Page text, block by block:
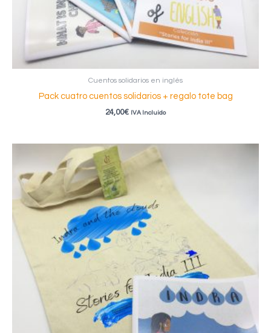
Cuentos solidarios en inglés
Pack cuatro cuentos solidarios + regalo tote bag
24,00€ IVA Incluido